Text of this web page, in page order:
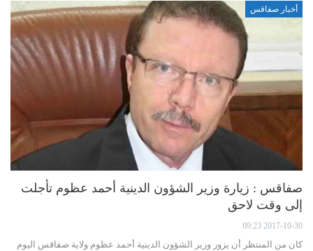
أخبار صفاقس
صفاقس : زيارة وزير الشؤون الدينية أحمد عظوم تأجلت
إلى وقت لاحق
2017-10-30 09:23
كان من المنتظر أن يزور وزير الشؤون الدينية أحمد عظوم ولاية صفاقس اليوم